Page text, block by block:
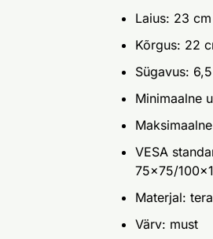
Laius: 23 cm
Kõrgus: 22
Sügavus:
Minimaalne
VESA
75x75/
Materjal:
Värv: must